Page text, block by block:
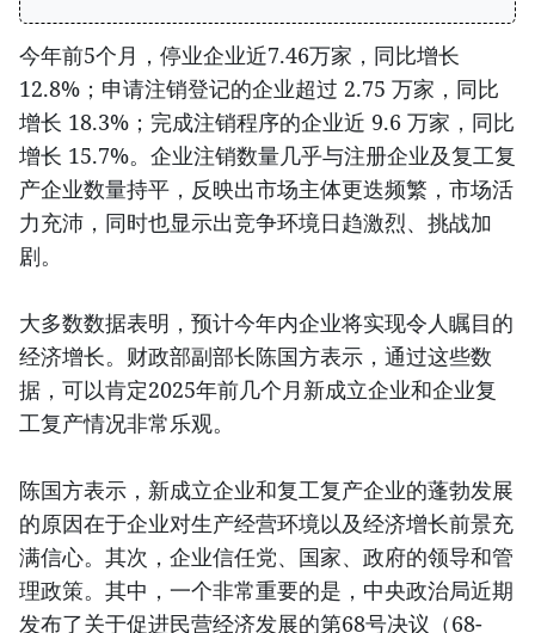
今年前5个月，停业企业近7.46万家，同比增长
12.8%；申请注销登记的企业超过 2.75 万家，同比
增长 18.3%；完成注销程序的企业近 9.6 万家，同比
增长 15.7%。企业注销数量几乎与注册企业及复工复
产企业数量持平，反映出市场主体更迭频繁，市场活
力充沛，同时也显示出竞争环境日趋激烈、挑战加
剧。
大多数数据表明，预计今年内企业将实现令人瞩目的
经济增长。财政部副部长陈国方表示，通过这些数
据，可以肯定2025年前几个月新成立企业和企业复
工复产情况非常乐观。
陈国方表示，新成立企业和复工复产企业的蓬勃发展
的原因在于企业对生产经营环境以及经济增长前景充
满信心。其次，企业信任党、国家、政府的领导和管
理政策。其中，一个非常重要的是，中央政治局近期
发布了关于促进民营经济发展的第68号决议（68-